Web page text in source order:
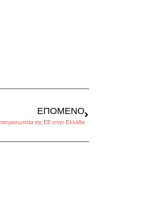
ΕΠΌΜΕΝΟ
της ΕΕ στην Ελλάδα